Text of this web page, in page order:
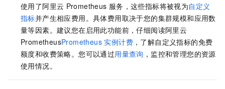
使用了阿里云 Prometheus 服务，这些指标将被视为自定义
指标并产生相应费用。具体费用取决于您的集群规模和应用数
量等因素。建议您在启用此功能前，仔细阅读阿里云
PrometheusPrometheus 实例计费 ，了解自定义指标的免费
额度和收费策略。您可以通过用量查询 ，监控和管理您的资源
使用情况。